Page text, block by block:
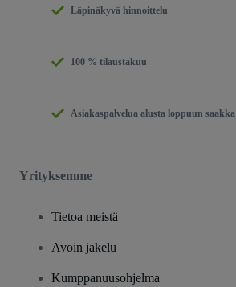
Läpinäkyvä hinnoittelu
100 % tilaustakuu
Asiakaspalvelua alusta loppuun saakka
Yrityksemme
Tietoa meistä
Avoin jakelu
Kumppanuusohjelma